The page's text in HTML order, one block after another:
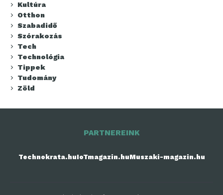
Kultúra
Otthon
Szabadidő
Szórakozás
Tech
Technológia
Tippek
Tudomány
Zöld
PARTNEREINK
Technokrata.huIoTmagazin.huMuszaki-magazin.hu